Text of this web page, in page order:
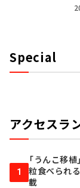
Special
アクセスラ
1
「うんこ移
粒食べられ
載